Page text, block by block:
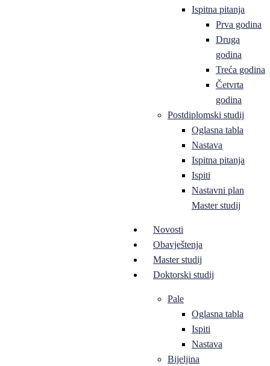
Ispitna pitanja
Prva godina
Druga
godina
Treća godina
Četvrta
godina
Postdiplomski studij
Oglasna tabla
Nastava
Ispitna pitanja
Ispiti
Nastavni plan
Master studij
Novosti
Obavještenja
Master studij
Doktorski studij
Pale
Oglasna tabla
Ispiti
Nastava
Bijeljina